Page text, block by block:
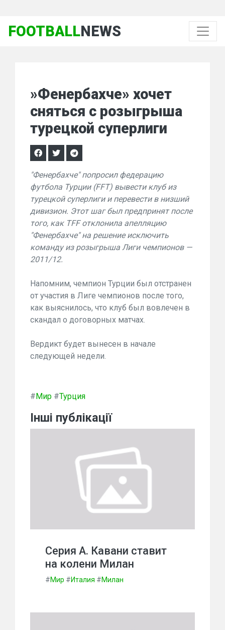
FOOTBALLNEWS
»Фенербахче» хочет
сняться с розыгрыша
турецкой суперлиги
"Фенербахче" попросил федерацию
футбола Турции (FFT) вывести клуб из
турецкой суперлиги и перевести в низший
дивизион. Этот шаг был предпринят после
того, как ТFF отклонила апелляцию
"Фенербахче" на решение исключить
команду из розыгрыша Лиги чемпионов —
2011/12.
Напомним, чемпион Турции был отстранен
от участия в Лиге чемпионов после того,
как выяснилось, что клуб был вовлечен в
скандал о договорных матчах.
Вердикт будет вынесен в начале
следующей недели.
#Мир #Турция
Інші публікації
Серия А. Кавани ставит
на колени Милан
#Мир #Италия #Милан